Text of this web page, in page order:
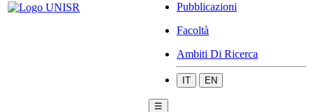
Pubblicazioni
Facoltà
Ambiti Di Ricerca
IT EN
☰